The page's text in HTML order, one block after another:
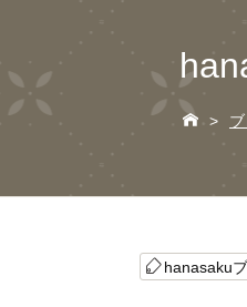
 >
hanasaku